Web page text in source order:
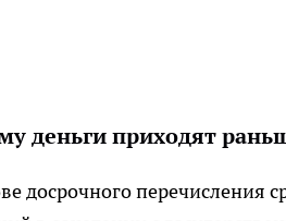
деньги приходят
досрочного перечисления